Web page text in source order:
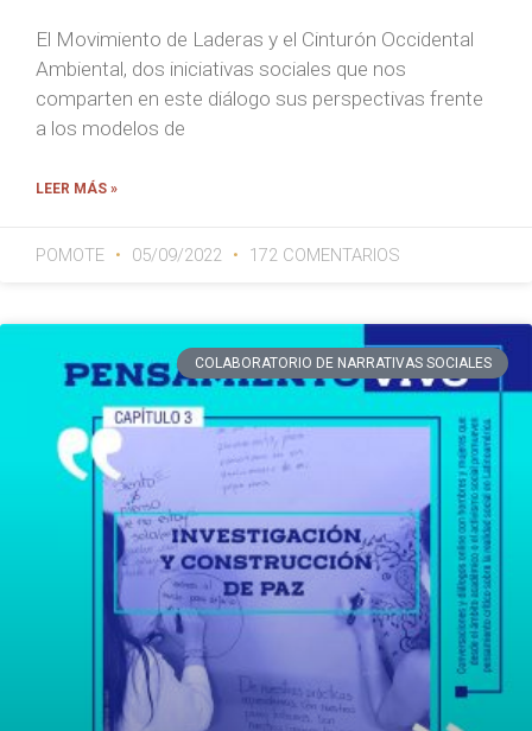
El Movimiento de Laderas y el Cinturón Occidental
Ambiental, dos iniciativas sociales que nos
comparten en este diálogo sus perspectivas frente
a los modelos de
LEER MÁS »
POMOTE 05/09/2022 172 COMENTARIOS
COLABORATORIO DE NARRATIVAS SOCIALES